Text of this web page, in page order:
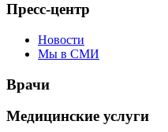
Пресс-центр
Новости
Мы в СМИ
Врачи
Медицинские услуги